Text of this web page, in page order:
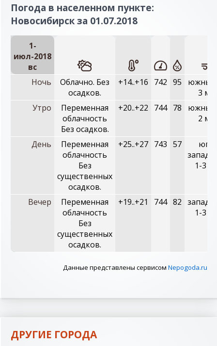
Погода в населенном пункте:
Новосибирск за 01.07.2018
1-
июл-2018
вc
Ночь
Облачно. Без
осадков.
+14..+16 742 95
3 м/с
Утро
Переменная
облачность
Без осадков.
+20..+22 744 78
2 м/с
День
Переменная
облачность
Без
существенных
осадков.
+25..+27 743 57
юго-
1-3
Вечер
Переменная
облачность
Без
существенных
осадков.
+19..+21 744 82
1-3
Данные представлены сервисом Nepogoda.ru
ДРУГИЕ ГОРОДА